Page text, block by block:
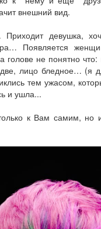
внешний вид.
девушка,
Появляется
голове не понятно что:
лицо бледное… (я
тем ужасом,
и ушла...
к Вам самим, но